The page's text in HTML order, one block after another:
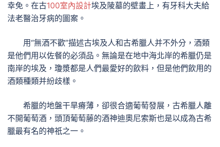
幸免。在古100室內設計埃及陵墓的壁畫上，有牙科大夫給
法老醫治牙病的圖案。
用“無酒不歡”描述古埃及人和古希臘人并不外分，酒類
是他們用以佐餐的必須品。無論是在地中海北岸的希臘仍是
南岸的埃及，瓊漿都是人們最愛好的飲料，但是他們飲用的
酒類種類并紛歧樣。
希臘的地盤干旱瘠薄，卻很合適葡萄發展，古希臘人離
不開葡萄酒，頭頂葡萄藤的酒神迪奧尼索斯也是以成為古希
臘最有名的神祇之一。